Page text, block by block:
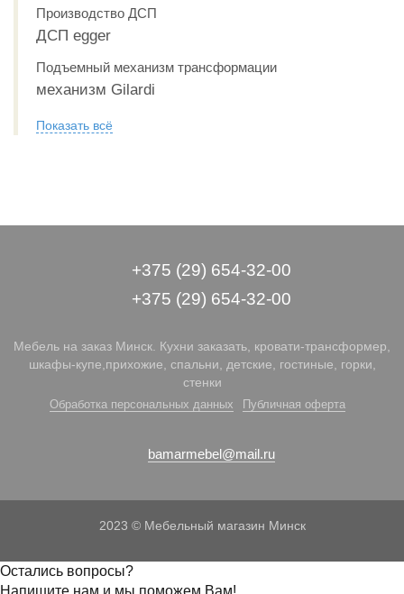
Производство ДСП
ДСП egger
Подъемный механизм трансформации
механизм Gilardi
Показать всё
+375 (29) 654-32-00
+375 (29) 654-32-00
Мебель на заказ Минск. Кухни заказать, кровати-трансформер,
шкафы-купе,прихожие, спальни, детские, гостиные, горки,
стенки
Обработка персональных данных Публичная оферта
bamarmebel@mail.ru
2023 © Мебельный магазин Минск
Остались вопросы?
Напишите нам и мы поможем Вам!